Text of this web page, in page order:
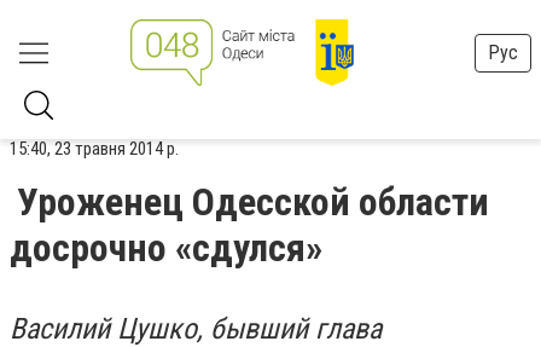
Рус
15:40, 23 травня 2014 р.
Уроженец Одесской области
досрочно «сдулся»
Василий Цушко, бывший глава